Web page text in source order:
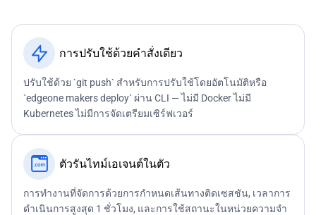
การปรับใช้ด้วยคำสั่งเดียว
ปรับใช้ด้วย `git push` สำหรับการปรับใช้โดยอัตโนมัติหรือ
`edgeone makers deploy` ผ่าน CLI — ไม่มี Docker ไม่มี
Kubernetes ไม่มีการจัดเตรียมเซิร์ฟเวอร์
ตัวรันไทม์เอเจนต์ในตัว
การทำงานที่จัดการด้วยการกำหนดเส้นทางติดเซสชัน, เวลาการ
ดำเนินการสูงสุด 1 ชั่วโมง, และการใช้สถานะในหน่วยความจำ